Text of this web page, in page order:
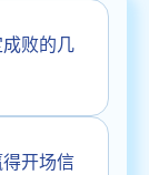
败的几
开场信